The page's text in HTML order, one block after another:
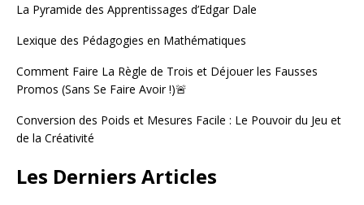
La Pyramide des Apprentissages d’Edgar Dale
Lexique des Pédagogies en Mathématiques
Comment Faire La Règle de Trois et Déjouer les Fausses
Promos (Sans Se Faire Avoir !)🚨
Conversion des Poids et Mesures Facile : Le Pouvoir du Jeu et
de la Créativité
Les Derniers Articles